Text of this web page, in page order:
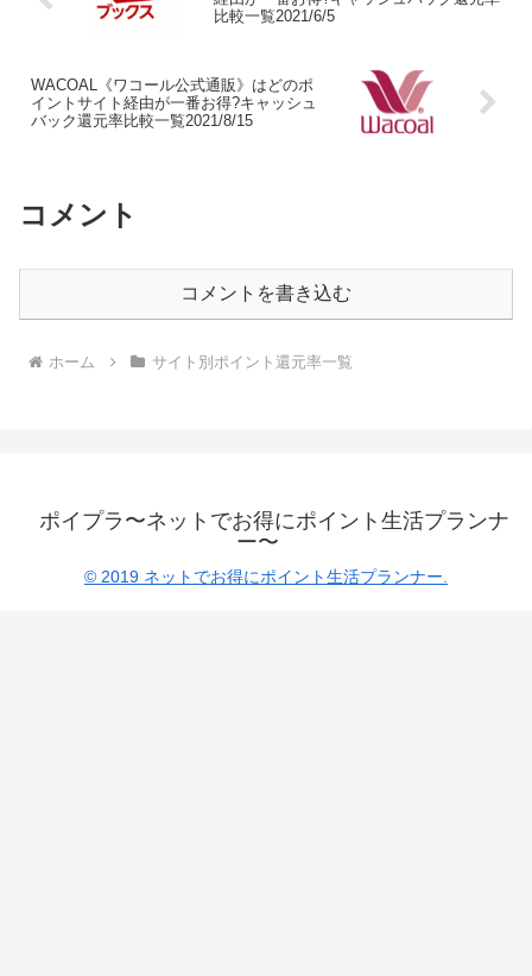
比較一覧2021/6/5
WACOAL《ワコール公式通販》はどのポ
イントサイト経由が一番お得?キャッシュ
バック還元率比較一覧2021/8/15
コメント
コメントを書き込む
ホーム サイト別ポイント還元率一覧
ポイプラ〜ネットでお得にポイント生活プランナ
ー〜
© 2019 ネットでお得にポイント生活プランナー.